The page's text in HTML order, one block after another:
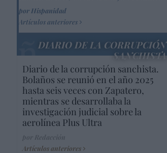
por Hispanidad
Artículos anteriores
DIARIO DE LA CORRUPCIÓN
SANCHISTA
Diario de la corrupción sanchista.
Bolaños se reunió en el año 2025
hasta seis veces con Zapatero,
mientras se desarrollaba la
investigación judicial sobre la
aerolínea Plus Ultra
Artículos anteriores